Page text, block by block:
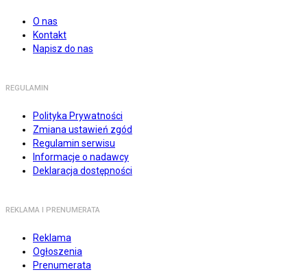
O nas
Kontakt
Napisz do nas
REGULAMIN
Polityka Prywatności
Zmiana ustawień zgód
Regulamin serwisu
Informacje o nadawcy
Deklaracja dostępności
REKLAMA I PRENUMERATA
Reklama
Ogłoszenia
Prenumerata